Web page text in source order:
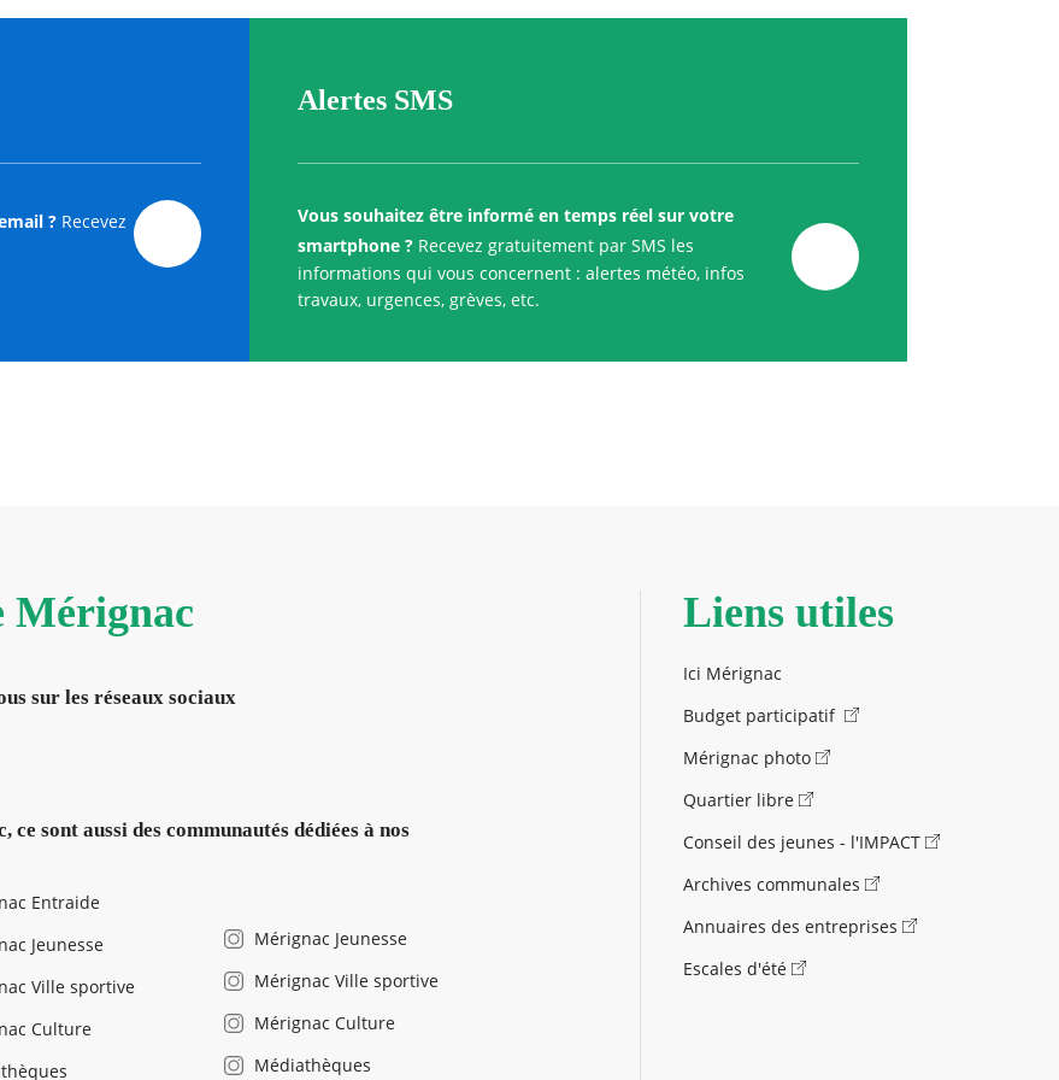
?Recevez
Alertes SMS
Vous souhaitez être informé en temps réel sur votre
smartphone ? Recevez gratuitement par SMS les
informations qui vous concernent : alertes météo, infos
travaux, urgences, grèves, etc.
Mérignac
sur les réseaux sociaux
ce sont aussi des communautés dédiées à nos
Entraide
Jeunesse
Ville sportive
Culture
Mérignac Jeunesse
Mérignac Ville sportive
Mérignac Culture
Médiathèques
Liens utiles
Ici Mérignac
Budget participatif
Mérignac photo
Quartier libre
Conseil des jeunes - l'IMPACT
Archives communales
Annuaires des entreprises
Escales d'été